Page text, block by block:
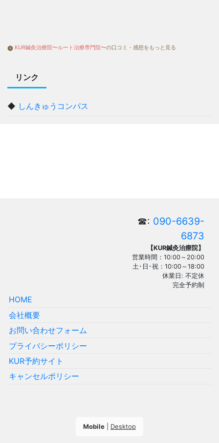
KUR鍼灸治療院〜ルート治療専門院〜の口コミ・感想をもっと見る
リンク
◆ しんきゅうコンパス
☎: 090-6639-
6873
【KUR鍼灸治療院】
営業時間：10:00～20:00
土･日･祝：10:00～18:00
休業日: 不定休
完全予約制
HOME
会社概要
お問い合わせフォーム
プライバシーポリシー
KUR予約サイト
キャンセルポリシー
Mobile Desktop